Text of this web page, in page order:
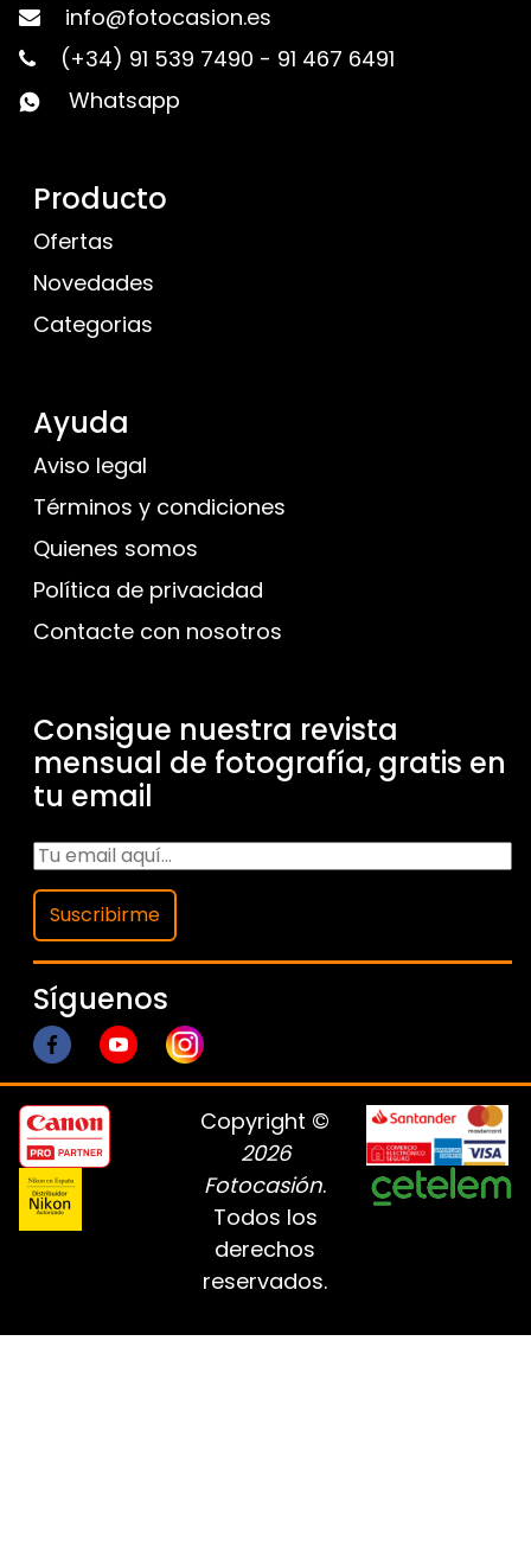
info@fotocasion.es
(+34) 91 539 7490 - 91 467 6491
Whatsapp
Producto
Ofertas
Novedades
Categorias
Ayuda
Aviso legal
Términos y condiciones
Quienes somos
Política de privacidad
Contacte con nosotros
Consigue nuestra revista
mensual de fotografía, gratis en
tu email
Suscribirme
Síguenos
Copyright ©
2026
Fotocasión.
Todos los
derechos
reservados.